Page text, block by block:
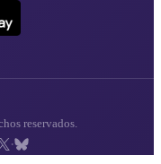
reservados.
·